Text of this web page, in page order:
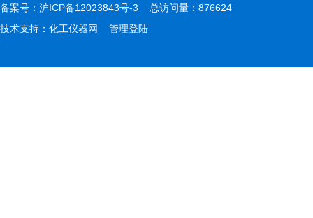
备案号： 沪ICP备12023843号-3 总访问量：876624
技术支持： 化工仪器网 管理登陆